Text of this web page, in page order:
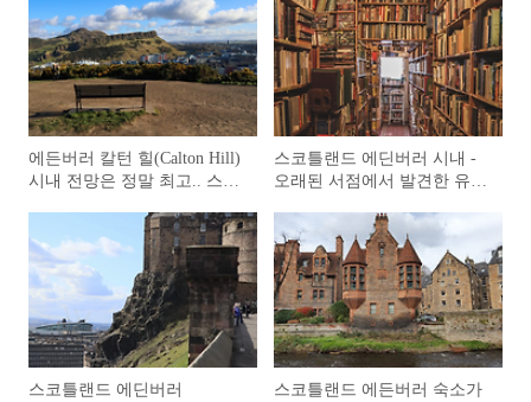
에든버러 칼턴 힐(Calton Hill)
시내 전망은 정말 최고.. 스코
스코틀랜드 에딘버러 시내 -
오래된 서점에서 발견한 유물
스코틀랜드 에딘버러 스코틀랜드 에든버러 숙소가